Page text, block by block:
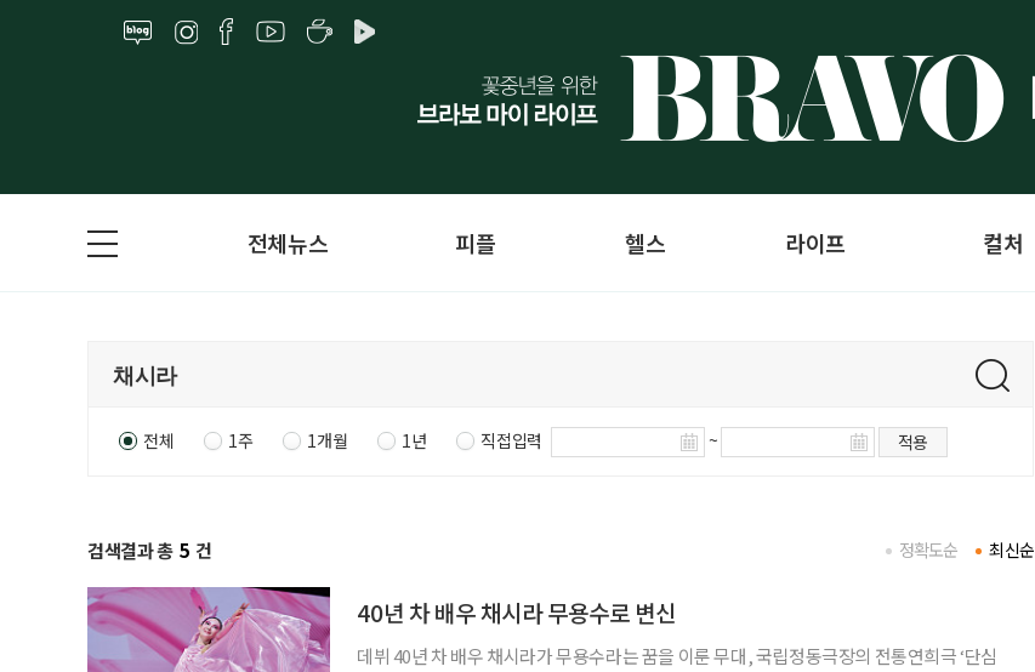
전체뉴스 피플 헬스 라이프 컬처
전체 1주 1개월 1년 직접입력 ~ 적용
검색결과 총 5 건 최신순
정확도순
40년 차 배우 채시라 무용수로 변신
데뷔 40년 차 배우 채시라가 무용수라는 꿈을 이룬 무대, 국립정동극장의 전통연희극 ‘단심